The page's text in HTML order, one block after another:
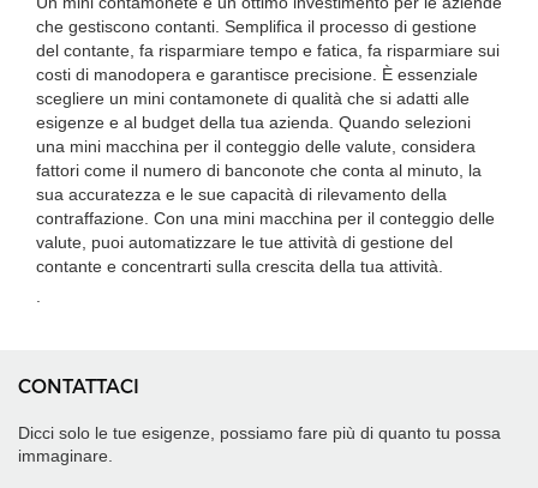
che gestiscono contanti. Semplifica il processo di gestione
del contante, fa risparmiare tempo e fatica, fa risparmiare sui
costi di manodopera e garantisce precisione. È essenziale
scegliere un mini contamonete di qualità che si adatti alle
esigenze e al budget della tua azienda. Quando selezioni
una mini macchina per il conteggio delle valute, considera
fattori come il numero di banconote che conta al minuto, la
sua accuratezza e le sue capacità di rilevamento della
contraffazione. Con una mini macchina per il conteggio delle
valute, puoi automatizzare le tue attività di gestione del
contante e concentrarti sulla crescita della tua attività.
CONTATTACI
Dicci solo le tue esigenze, possiamo fare più di quanto tu possa
immaginare.